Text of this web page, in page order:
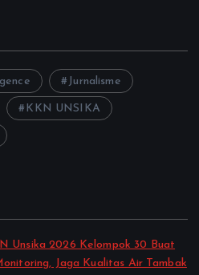
Jurnalisme
KKN UNSIKA
Unsika 2026 Kelompok 30 Buat
Jaga Kualitas Air Tambak